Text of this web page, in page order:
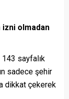
izni olmadan
143 sayfalık
sadece şehir
dikkat çekerek